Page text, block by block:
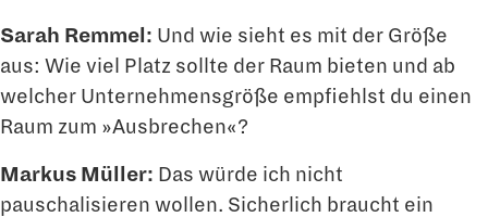
Sarah Remmel: Und wie sieht es mit der Größe
aus: Wie viel Platz sollte der Raum bieten und ab
welcher Unternehmensgröße empfiehlst du einen
Raum zum »Ausbre­chen«?
Markus Müller: Das würde ich nicht
pauschalisieren wollen. Sicherlich braucht ein